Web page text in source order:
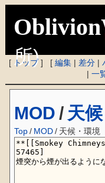
所)
[ トップ] [編集 | 差分 |
|一
MOD / 天
Top / MOD/ 天候・環境